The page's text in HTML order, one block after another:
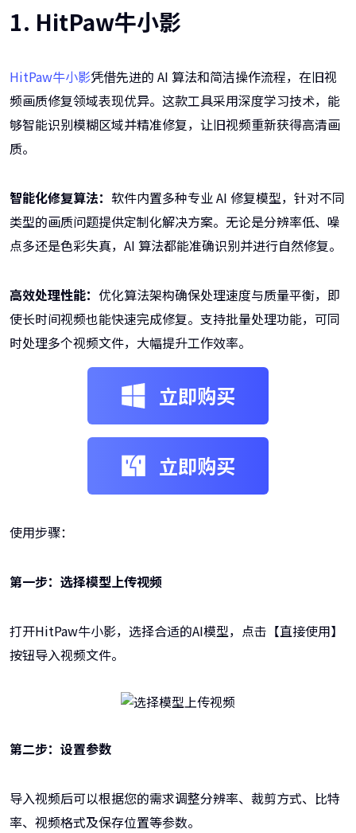
1. HitPaw牛小影
HitPaw牛小影凭借先进的 AI 算法和简洁操作流程，在旧视
频画质修复领域表现优异。这款工具采用深度学习技术，能
够智能识别模糊区域并精准修复，让旧视频重新获得高清画
质。
智能化修复算法： 软件内置多种专业 AI 修复模型，针对不同
类型的画质问题提供定制化解决方案。无论是分辨率低、噪
点多还是色彩失真，AI 算法都能准确识别并进行自然修复。
高效处理性能： 优化算法架构确保处理速度与质量平衡，即
使长时间视频也能快速完成修复。支持批量处理功能，可同
时处理多个视频文件，大幅提升工作效率。
立即购买
立即购买
使用步骤：
第一步：选择模型上传视频
打开HitPaw牛小影，选择合适的AI模型，点击【直接使用】
按钮导入视频文件。
第二步：设置参数
导入视频后可以根据您的需求调整分辨率、裁剪方式、比特
率、视频格式及保存位置等参数。